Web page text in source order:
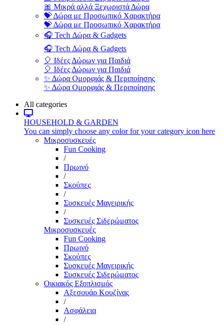
🎀 Μικρά αλλά Ξεχωριστά Δώρα
💝 Δώρα με Προσωπικό Χαρακτήρα
💝 Δώρα με Προσωπικό Χαρακτήρα
🎧 Tech Δώρα & Gadgets
🎧 Tech Δώρα & Gadgets
🎈 Ιδέες Δώρων για Παιδιά
🎈 Ιδέες Δώρων για Παιδιά
✨ Δώρα Ομορφιάς & Περιποίησης
✨ Δώρα Ομορφιάς & Περιποίησης
All categories
HOUSEHOLD & GARDEN
You can simply choose any color for your category icon here
Μικροσυσκευές
Fun Cooking
/
Πρωινό
/
Σκούπες
/
Συσκευές Μαγειρικής
/
Συσκευές Σιδερώματος
Μικροσυσκευές
Fun Cooking
Πρωινό
Σκούπες
Συσκευές Μαγειρικής
Συσκευές Σιδερώματος
Οικιακός Εξοπλισμός
Αξεσουάρ Κουζίνας
/
Ασφάλεια
/